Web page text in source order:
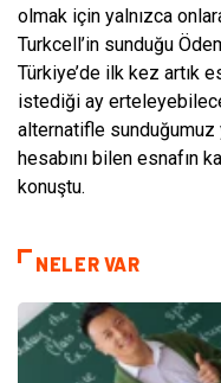
olmak için yalnızca
Turkcell’in sunduğu
Türkiye’de ilk kez artık
istediği ay
alternatifle
hesabını bilen esnafın
konuştu.
NELER VAR